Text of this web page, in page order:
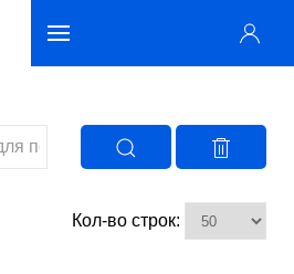
Кол-во строк: